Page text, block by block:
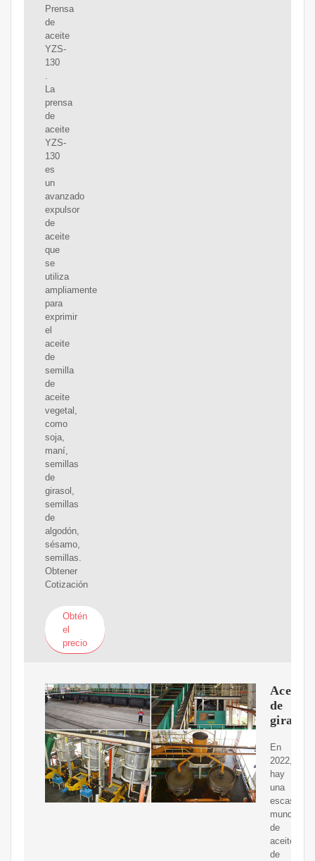
Prensa
de
aceite
YZS-
130
.
La
prensa
de
aceite
YZS-
130
es
un
avanzado
expulsor
de
aceite
que
se
utiliza
ampliamente
para
exprimir
el
aceite
de
semilla
de
aceite
vegetal,
como
soja,
maní,
semillas
de
girasol,
semillas
de
algodón,
sésamo,
semillas.
Obtener
Cotización
Obtén
el
precio
Aceite
de
girasol
En
2022,
hay
una
escasez
mundial
de
aceite
de